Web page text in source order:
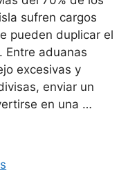
sufren cargos
pueden duplicar el
Entre aduanas
excesivas y
enviar un
en una …